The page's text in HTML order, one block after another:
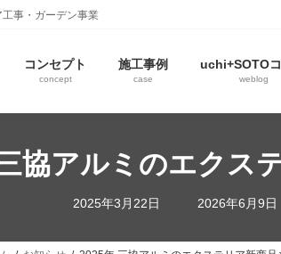
事・ガーデン事業
コンセプト
concept
施工事例
case
uchi+SOTO
weblog
協アルミのエクス
2025年3月22日 2026年6月9日